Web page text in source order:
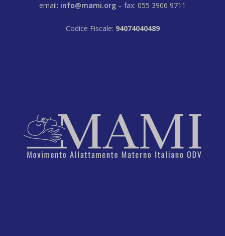
email: info@mami.org – fax: 055 3906 9711
Codice Fiscale: 94074040489